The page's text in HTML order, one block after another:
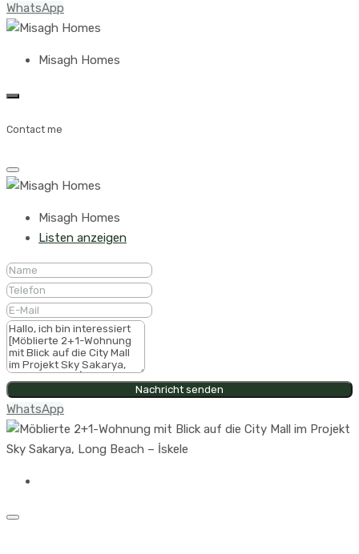
WhatsApp
Misagh Homes
Contact me
Misagh Homes
Listen anzeigen
Nachricht senden
WhatsApp